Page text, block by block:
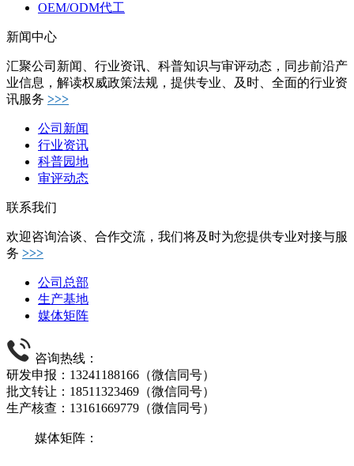
OEM/ODM代工
新闻中心
汇聚公司新闻、行业资讯、科普知识与审评动态，同步前沿产
业信息，解读权威政策法规，提供专业、及时、全面的行业资
讯服务 >>>
公司新闻
行业资讯
科普园地
审评动态
联系我们
欢迎咨询洽谈、合作交流，我们将及时为您提供专业对接与服
务 >>>
公司总部
生产基地
媒体矩阵
咨询热线：
研发申报：13241188166（微信同号）
批文转让：18511323469（微信同号）
生产核查：13161669779（微信同号）
媒体矩阵：